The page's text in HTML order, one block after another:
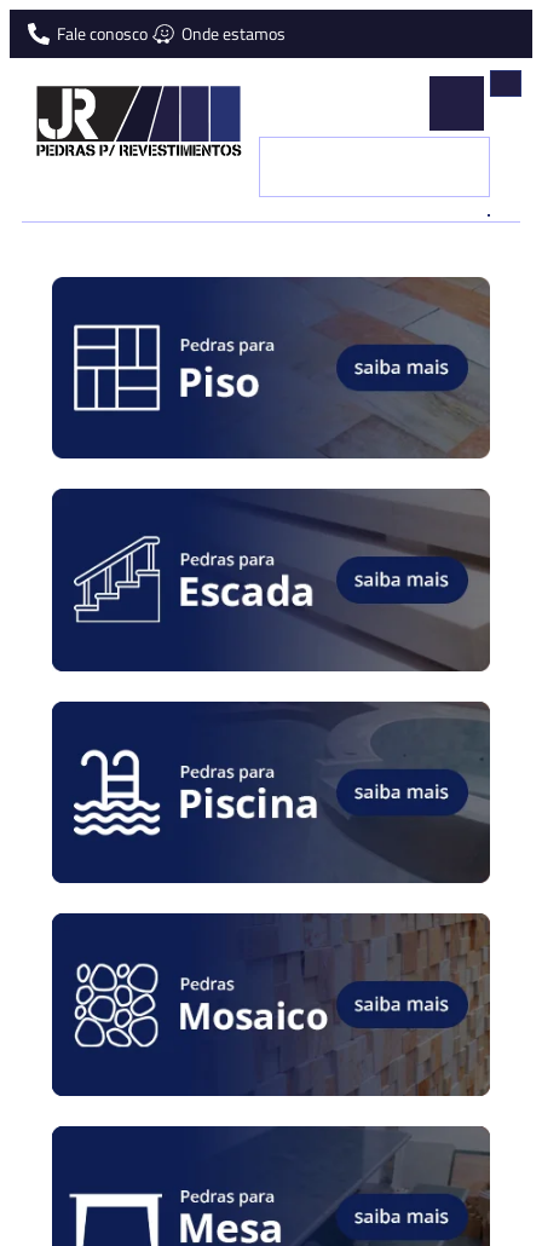
Fale conosco Onde estamos
JR
Pedras
Naturais
para
revestimentos